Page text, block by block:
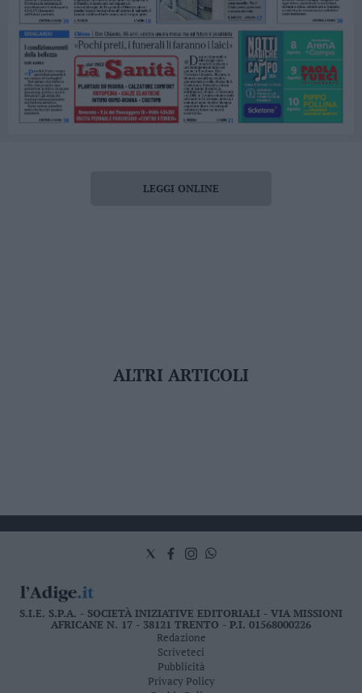
LEGGI ONLINE
ALTRI ARTICOLI
S.I.E. S.P.A. - SOCIETÀ INIZIATIVE EDITORIALI - VIA MISSIONI
AFRICANE N. 17 - 38121 TRENTO - P.I. 01568000226
Redazione
Scriveteci
Pubblicità
Privacy Policy